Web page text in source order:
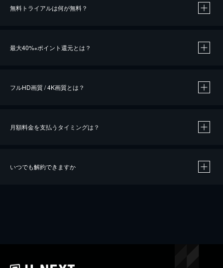
無料トライアルは何が無料？
最大40%※ポイント還元とは？
※40％ポイント還元の対象は、クレジットカード決済による作品の購入 / レンタルです。
iOSアプリのUコイン決済による作品の購入 / レンタルは、20％のポイント還元です。
フルHD画質 / 4K画質とは？
月額料金を支払うタイミングは？
いつでも解約できますか